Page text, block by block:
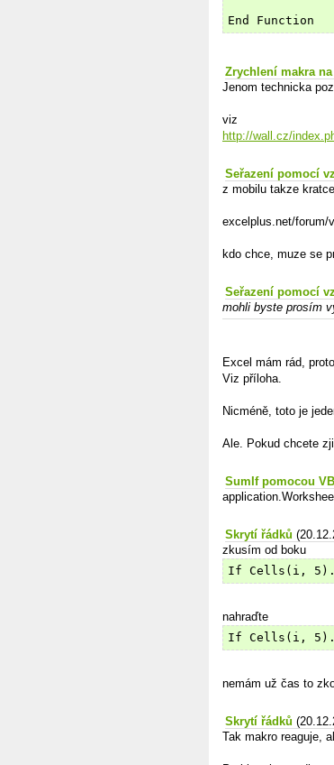
End Function
Zrychlení makra
Jenom technicka
viz
http://wall.cz/
Seřazení pomocí
z mobilu takze
excelplus.net/forum/
kdo chce, muze se
Seřazení pomocí
mohli byste prosím
Excel mám rád,
Viz příloha.
Nicméně, toto je
Ale. Pokud chcete
SumIf pomocou
Skrytí řádků
zkusím od boku
If Cells(i,
nahraďte
If Cells(i,
nemám už čas to
Skrytí řádků
Tak makro reaguje,